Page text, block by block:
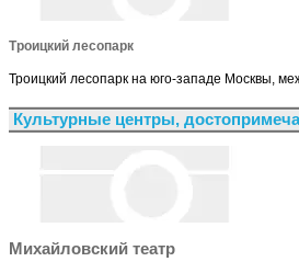
Троицкий лесопарк
Троицкий лесопарк на юго-западе Москвы,
Культурные центры,
Михайловский театр